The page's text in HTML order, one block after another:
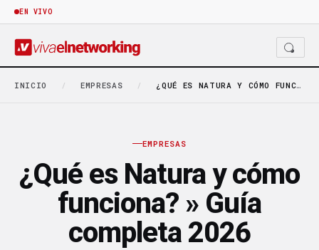
EN VIVO
INICIO / EMPRESAS / ¿QUÉ ES NATURA Y CÓMO FUNCIONA? » GUÍA…
EMPRESAS
¿Qué es Natura y cómo
funciona? » Guía
completa 2026